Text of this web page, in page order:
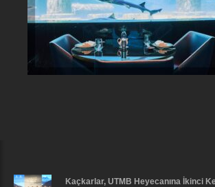
Kaçkarlar, UTMB Heyecanına İkinci